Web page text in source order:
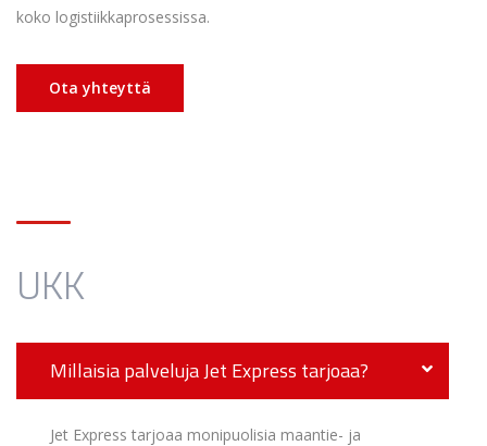
koko logistiikkaprosessissa.
Ota yhteyttä
UKK
Millaisia palveluja Jet Express tarjoaa?
Jet Express tarjoaa monipuolisia maantie- ja